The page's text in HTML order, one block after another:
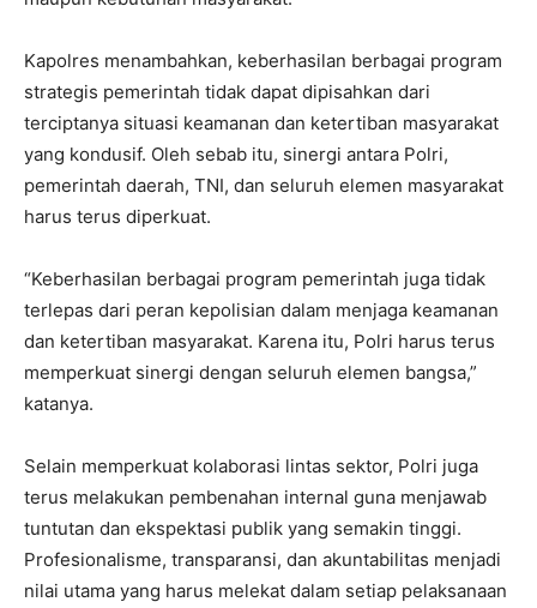
Kapolres menambahkan, keberhasilan berbagai program
strategis pemerintah tidak dapat dipisahkan dari
terciptanya situasi keamanan dan ketertiban masyarakat
yang kondusif. Oleh sebab itu, sinergi antara Polri,
pemerintah daerah, TNI, dan seluruh elemen masyarakat
harus terus diperkuat.
“Keberhasilan berbagai program pemerintah juga tidak
terlepas dari peran kepolisian dalam menjaga keamanan
dan ketertiban masyarakat. Karena itu, Polri harus terus
memperkuat sinergi dengan seluruh elemen bangsa,”
katanya.
Selain memperkuat kolaborasi lintas sektor, Polri juga
terus melakukan pembenahan internal guna menjawab
tuntutan dan ekspektasi publik yang semakin tinggi.
Profesionalisme, transparansi, dan akuntabilitas menjadi
nilai utama yang harus melekat dalam setiap pelaksanaan